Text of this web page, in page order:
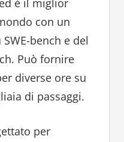
è il miglior
con un
bench e del
Può fornire
diverse ore su
di passaggi.
per